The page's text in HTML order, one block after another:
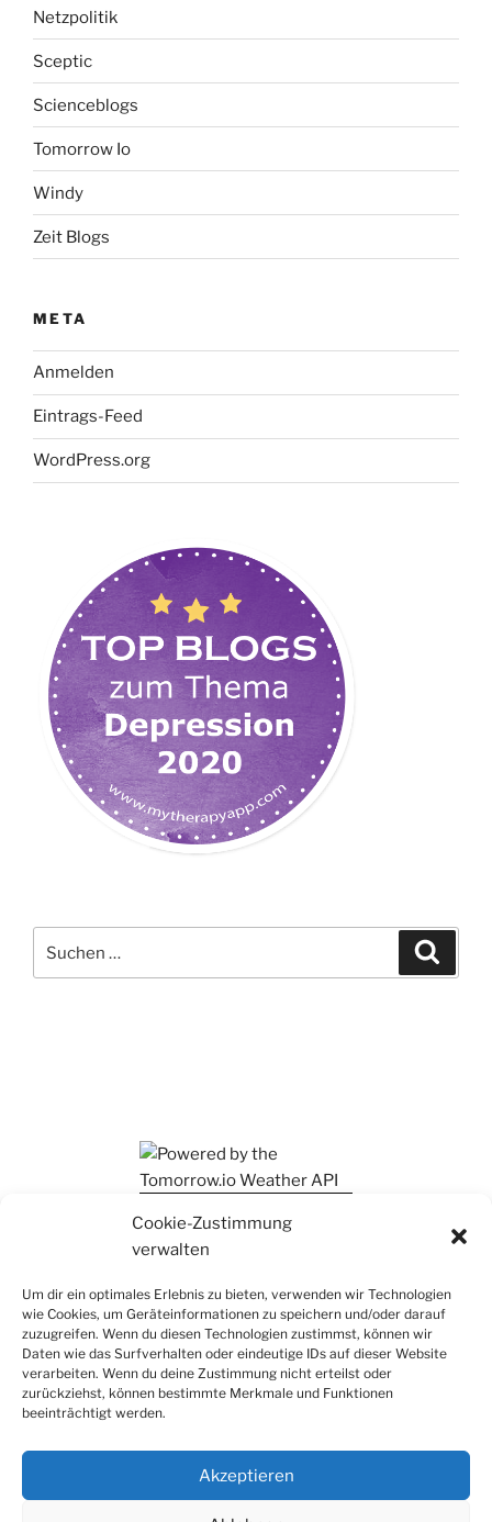
Cookie-Zustimmung
verwalten
Um dir ein optimales Erlebnis zu bieten, verwenden wir Technologien
wie Cookies, um Geräteinformationen zu speichern und/oder darauf
zuzugreifen. Wenn du diesen Technologien zustimmst, können wir
Daten wie das Surfverhalten oder eindeutige IDs auf dieser Website
verarbeiten. Wenn du deine Zustimmung nicht erteilst oder
zurückziehst, können bestimmte Merkmale und Funktionen
beeinträchtigt werden.
Akzeptieren
Netzpolitik
Sceptic
Scienceblogs
Tomorrow Io
Windy
Zeit Blogs
META
Anmelden
Eintrags-Feed
WordPress.org
nach: